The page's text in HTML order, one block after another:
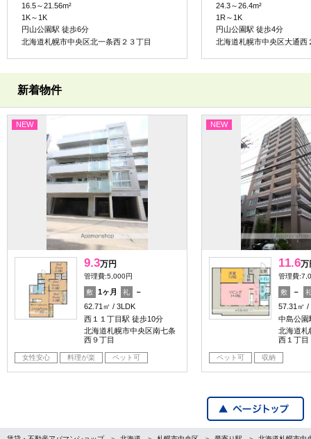
16.5～21.56m²
1K～1K
円山公園駅 徒歩6分
北海道札幌市中央区北一条西２３丁目
24.3～26.4m²
1R～1K
円山公園駅 徒歩4分
北海道札幌市中央区大通西
新着物件
NEW
9.3万円
管理費:5,000円
敷 1ヶ月 礼
－
62.71㎡
3LDK
西１１丁目駅 徒歩10分
北海道札幌市中央区南七条
西９丁目
女性安心 料理が楽 ペット可
NEW
11.6万
管理費
敷 －
57.31㎡
中島公園
北海道札
西１丁目
ペット可 収納